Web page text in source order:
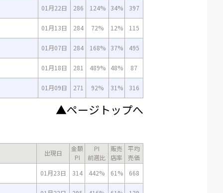
01月22日 286 124% 34% 397
01月13日 284 72% 12% 115
01月07日 284 168% 37% 495
01月18日 281 489% 48% 87
01月09日 271 92% 31% 316
▲ページトップへ
出現日
金額
PI
PI
前週比
販売
店率
平均
売価
01月23日
314 442% 61% 668